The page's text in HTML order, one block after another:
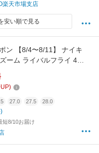
楽天市場支店
安い順で見る
ン 【8/4〜8/11】 ナイキ
ーム ライバルフライ 4
IO9565-400 メンズ レディ
ューズ ライバルフライ4
27.0 27.5 28.0
短8/10お届け